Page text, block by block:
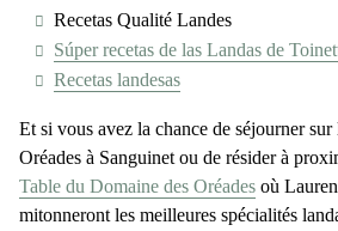
Recetas Qualité Landes
Súper recetas de las Landas de
Recetas landesas
Et si vous avez la chance de séjourner
Oréades à Sanguinet ou de résider à
Table du Domaine des Oréades où
mitonneront les meilleures spécialités